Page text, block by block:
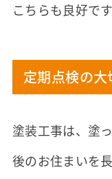
こちらも良好です
定期点検の大
塗装工事は、塗
後のお住まいを